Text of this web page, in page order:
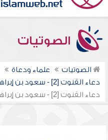
الصوتيات
الصوتيات علماء ودعاة
دعاء القنوت [2] - سعود بن إبراهيم الشريم
دعاء القنوت [2] - سعود بن إبراهيم الشريم